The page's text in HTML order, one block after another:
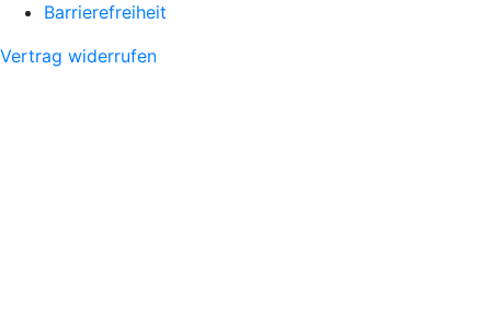
Barrierefreiheit
Vertrag widerrufen